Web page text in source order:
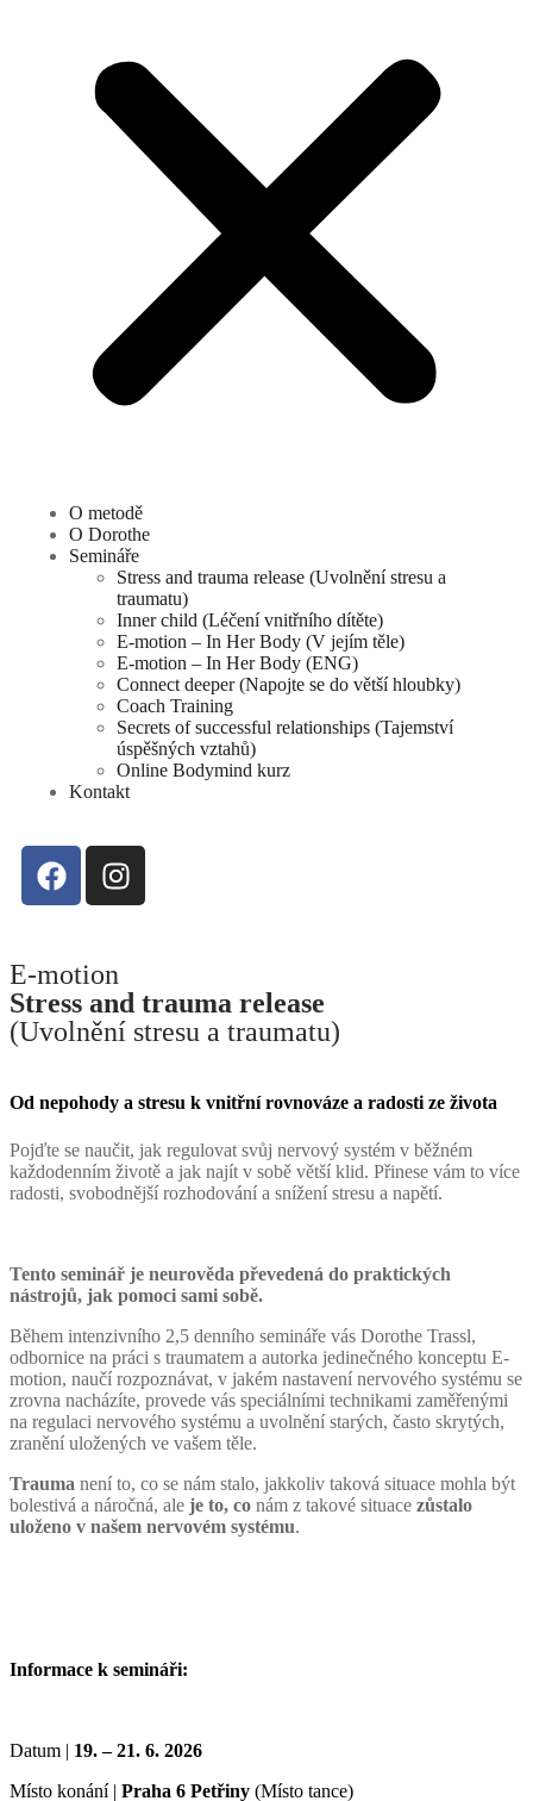
O metodě
O Dorothe
Semináře
Stress and trauma release (Uvolnění stresu a
traumatu)
Inner child (Léčení vnitřního dítěte)
E-motion – In Her Body (V jejím těle)
E-motion – In Her Body (ENG)
Connect deeper (Napojte se do větší hloubky)
Coach Training
Secrets of successful relationships (Tajemství
úspěšných vztahů)
Online Bodymind kurz
Kontakt
E-motion
Stress and trauma release
(Uvolnění stresu a traumatu)
Od nepohody a stresu k vnitřní rovnováze a radosti ze života
Pojďte se naučit, jak regulovat svůj nervový systém v běžném
každodenním životě a jak najít v sobě větší klid. Přinese vám to více
radosti, svobodnější rozhodování a snížení stresu a napětí.
Tento seminář je neurověda převedená do praktických
nástrojů, jak pomoci sami sobě.
Během intenzivního 2,5 denního semináře vás Dorothe Trassl,
odbornice na práci s traumatem a autorka jedinečného konceptu E-
motion, naučí rozpoznávat, v jakém nastavení nervového systému se
zrovna nacházíte, provede vás speciálními technikami zaměřenými
na regulaci nervového systému a uvolnění starých, často skrytých,
zranění uložených ve vašem těle.
Trauma není to, co se nám stalo, jakkoliv taková situace mohla být
bolestivá a náročná, ale je to, co nám z takové situace zůstalo
uloženo v našem nervovém systému.
Informace k semináři:
Datum | 19. – 21. 6. 2026
Místo konání | Praha 6 Petřiny (Místo tance)